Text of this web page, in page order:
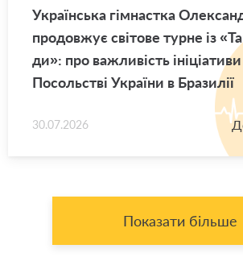
Укра­їн­ська гім­нас­тка
про­дов­жує сві­то­ве турне із
ди»: про ва­жли­вість
По­соль­стві Укра­ї­ни в Бра­зи­лії
30.07.2026
Показати більше